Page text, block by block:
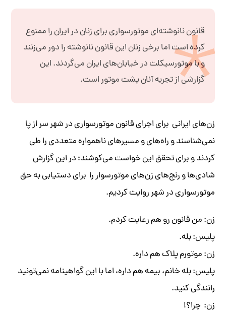
قانون نانوشته‌ای موتورسواری برای زنان در ایران را ممنوع
کرده است اما برخی زنان این قانون نانوشته را دور می‌زنند
و با موتورسیکلت در خیابان‌های ایران می‌گردند. این
گزارشی از تجربه آنان پشت موتور است.
زن‌های ایرانی برای اجرای قانون موتورسواری در شهر سر از پا
نمی‌شناسند و راه‌های و مسیر‌های ناهمواره متعددی را طی
کردند و برای تحقق این خواست می‌کوشند؛ در این گزارش
شادی‌ها و رنج‌های زن‌های موتورسوار را برای دستیابی به حق
موتورسواری در شهر روایت کردیم.
زن: من قانون رو هم رعایت کردم.
پلیس: بله.
زن: موتورم پلاک هم داره.
پلیس: بله خانم، بیمه هم داره، اما با این گواهینامه نمی‌تونید
رانندگی کنید.
زن: چرا؟!